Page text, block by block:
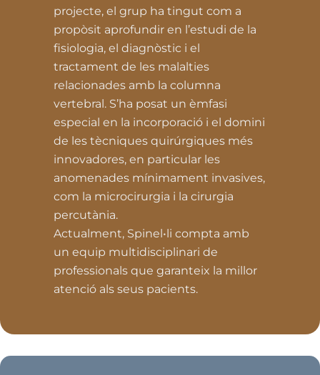
projecte, el grup ha tingut com a
propòsit aprofundir en l’estudi de la
fisiologia, el diagnòstic i el
tractament de les malalties
relacionades amb la columna
vertebral. S’ha posat un èmfasi
especial en la incorporació i el domini
de les tècniques quirúrgiques més
innovadores, en particular les
anomenades mínimament invasives,
com la microcirurgia i la cirurgia
percutània.
Actualment, Spinel•li compta amb
un equip multidisciplinari de
professionals que garanteix la millor
atenció als seus pacients.